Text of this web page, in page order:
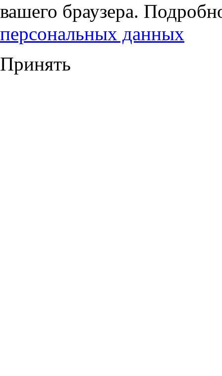
вашего браузера.
персональных данных
Принять